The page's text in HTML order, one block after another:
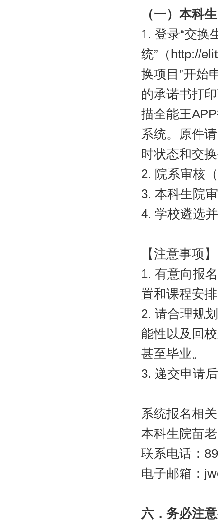
（一）本科
1. 登录“交换
统”（ http://
换项目”开始
的承诺书打
描全能王APP
系统。原件
时状态和交
2. 院系审核
3. 本科生院
4. 学校遴选
【注意事项】
1. 有意向报
置和课程安
2. 请合理规
能性以及回
甚至毕业。
3. 递交申请
系统报名相
本科生院苗
联系电话：
电子邮箱：
六．务必注